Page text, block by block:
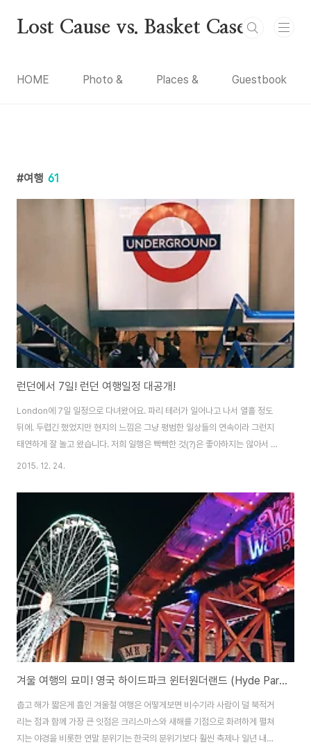
Lost Cause vs. Basket Case
HOME Photo & Places & Guestbook
여행 61
런던에서 7일! 런던 여행일정 대공개!
London에 7일 일정으로 다녀왔어요. 파리 테러가 일어나고 나서 열흘 정도
뒤에. 두렵긴 했었지만 현지의 느낌은 그냥 평범한 일상들의 연속이라 그런지
태연하게 잘 놀고 왔습니다. 저희 일행은 빡빡한 것(?)은 좋아하지는 않아서 런
던에만 주로 머물렀는데요. 만약 대자연을 좋아하시는 분이라면, 외곽이나 다
욱- 런던에 있었는데, 런던 여행을 계획하시는 분들에게 팁이 될 수도 있을 것
같아 일정과 소소한 팁 남깁니다. (다녀오고나서는 흥이 떨어져서 그런지 기록
이 쉽지는 않네요 ㅠㅠ 아무튼 몰아서 일정 공유!!) ■ 런던 여행 꿀팁 - 굳이 시
티버스를 타지 않아도 좋아요. 2층버스가 너무 잘되어있거든요. - 가고 싶은 곳
은 구글 지도에..
2015. 12. 24.
겨울 여행의 묘미! 영국 하이드파크 윈터원더랜드 (Hyde Park Winter Wonderland in London)
​춥고 해가 짧은게 흠인 겨울철 여행은 어떻게보면 비수기라 사람이 덜 북적거
리는 점과 함께 가장 큰 잇점은 크리스마스와 새해를 기점으로 화려하게 펼쳐
지는 야경을 비롯한 연말 분위기는 한국의 분위기보다 훨씬 축제나 일년 내내